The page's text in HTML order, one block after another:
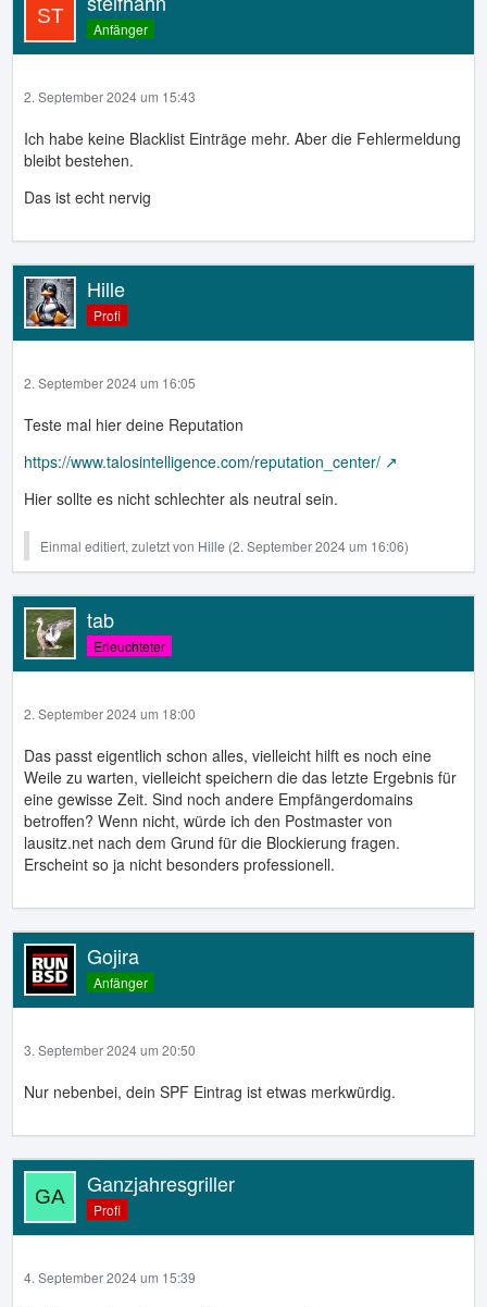
Anfänger
2. September 2024 um 15:43
Ich habe keine Blacklist Einträge mehr. Aber die Fehlermeldung
bleibt bestehen.
Das ist echt nervig
Hille
Profi
2. September 2024 um 16:05
Teste mal hier deine Reputation
https://www.talosintelligence.com/reputation_center/
Hier sollte es nicht schlechter als neutral sein.
Einmal editiert, zuletzt von Hille (2. September 2024 um 16:06)
tab
Erleuchteter
2. September 2024 um 18:00
Das passt eigentlich schon alles, vielleicht hilft es noch eine
Weile zu warten, vielleicht speichern die das letzte Ergebnis für
eine gewisse Zeit. Sind noch andere Empfängerdomains
betroffen? Wenn nicht, würde ich den Postmaster von
lausitz.net nach dem Grund für die Blockierung fragen.
Erscheint so ja nicht besonders professionell.
Gojira
Anfänger
3. September 2024 um 20:50
Nur nebenbei, dein SPF Eintrag ist etwas merkwürdig.
Ganzjahresgriller
Profi
4. September 2024 um 15:39